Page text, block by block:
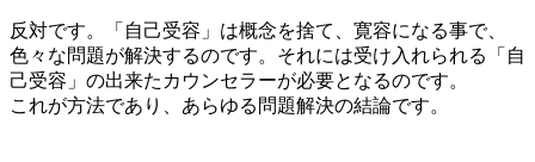
反対です。「自己受容」は概念を捨て、寛容になる事で、
色々な問題が解決するのです。それには受け入れられる「自
己受容」の出来たカウンセラーが必要となるのです。
これが方法であり、あらゆる問題解決の結論です。